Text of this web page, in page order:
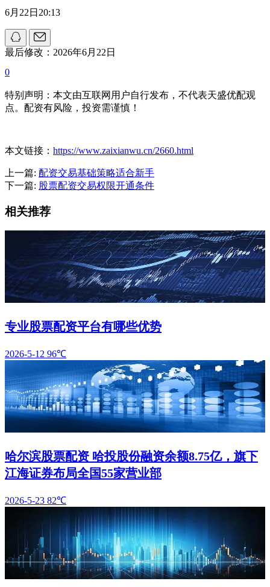
6月22日20:13
最后修改：2026年6月22日
0
特别声明：本文由互联网用户自行发布，不代表天盛优配观
点。配资有风险，投资需谨慎！
本文链接： https://www.zaixianwu.cn/2660.html
上一篇: 配资交易基础策略适合新手
下一篇: 股票配资交易权限开通条件
相关推荐
专业股票配资平台有哪些优势
2026-5-12 96℃
哈尔滨股票配资 哈投股份融资余额8.75亿，旗下
江海证券布局全国55家营业部
2026-5-23 82℃